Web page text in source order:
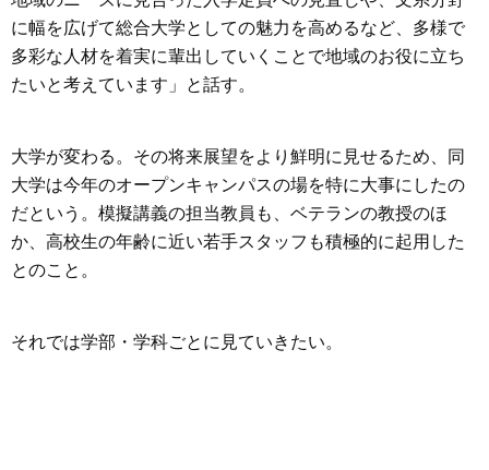
に幅を広げて総合大学としての魅力を高めるなど、多様で
多彩な人材を着実に輩出していくことで地域のお役に立ち
たいと考えています」と話す。
大学が変わる。その将来展望をより鮮明に見せるため、同
大学は今年のオープンキャンパスの場を特に大事にしたの
だという。模擬講義の担当教員も、ベテランの教授のほ
か、高校生の年齢に近い若手スタッフも積極的に起用した
とのこと。
それでは学部・学科ごとに見ていきたい。